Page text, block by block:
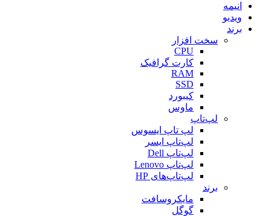
انیمه
ویدیو
برند
سخت افزار
CPU
کارت گرافیک
RAM
SSD
کیبورد
ماوس
لپ‌تاپ
لپ تاپ ایسوس
لپ‌تاپ ایسر
لپ‌تاپ Dell
لپ‌تاپ Lenovo
لپ‌تاپ‌های HP
برند
مایکروسافت
گوگل